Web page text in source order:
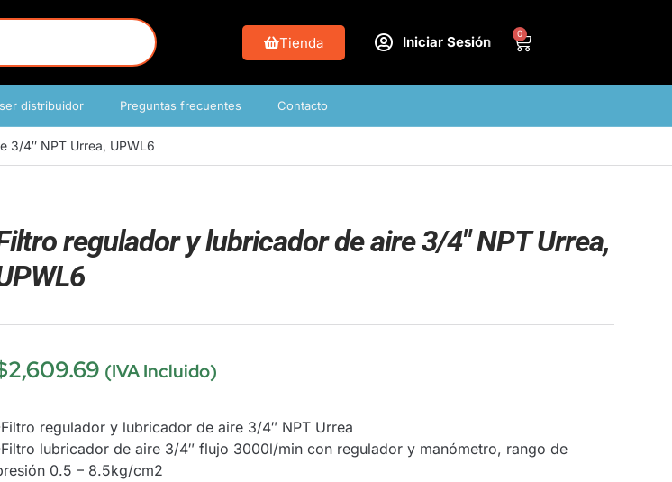
Tienda Iniciar Sesión
0
distribuidor Preguntas frecuentes Contacto
3/4″ NPT Urrea, UPWL6
regulador y lubricador de aire 3/4″ NPT Urrea,
2,609.69 (IVA Incluido)
regulador y lubricador de aire 3/4″ NPT Urrea
lubricador de aire 3/4″ flujo 3000l/min con regulador y manómetro, rango de
0.5 – 8.5kg/cm2